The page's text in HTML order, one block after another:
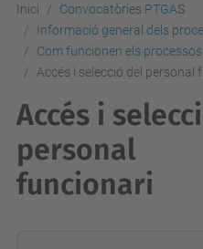
Inici
Convocatòries PTGAS
Informació general dels
Com funcionen els
Accés i selecció del personal
Accés i
personal
funcionari